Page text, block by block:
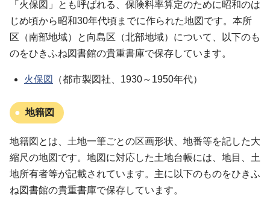
「火保図」とも呼ばれる、保険料率算定のために昭和のは
じめ頃から昭和30年代頃までに作られた地図です。本所
区（南部地域）と向島区（北部地域）について、以下のも
のをひきふね図書館の貴重書庫で保存しています。
火保図 （都市製図社、1930～1950年代）
地籍図
地籍図とは、土地一筆ごとの区画形状、地番等を記した大
縮尺の地図です。地図に対応した土地台帳には、地目、土
地所有者等が記載されています。主に以下のものをひきふ
ね図書館の貴重書庫で保存しています。